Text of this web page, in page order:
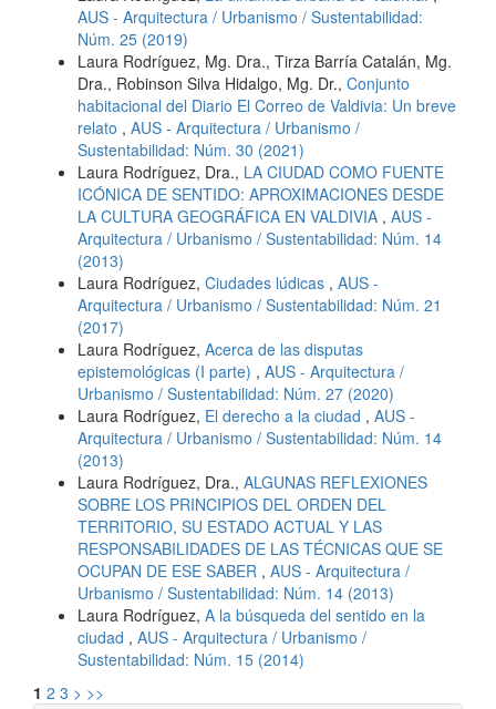
AUS - Arquitectura / Urbanismo / Sustentabilidad:
Núm. 25 (2019)
Laura Rodríguez, Mg. Dra., Tirza Barría Catalán, Mg.
Dra., Robinson Silva Hidalgo, Mg. Dr., Conjunto
habitacional del Diario El Correo de Valdivia: Un breve
relato , AUS - Arquitectura / Urbanismo /
Sustentabilidad: Núm. 30 (2021)
Laura Rodríguez, Dra., LA CIUDAD COMO FUENTE
ICÓNICA DE SENTIDO: APROXIMACIONES DESDE
LA CULTURA GEOGRÁFICA EN VALDIVIA , AUS -
Arquitectura / Urbanismo / Sustentabilidad: Núm. 14
(2013)
Laura Rodríguez, Ciudades lúdicas , AUS -
Arquitectura / Urbanismo / Sustentabilidad: Núm. 21
(2017)
Laura Rodríguez, Acerca de las disputas
epistemológicas (I parte) , AUS - Arquitectura /
Urbanismo / Sustentabilidad: Núm. 27 (2020)
Laura Rodríguez, El derecho a la ciudad , AUS -
Arquitectura / Urbanismo / Sustentabilidad: Núm. 14
(2013)
Laura Rodríguez, Dra., ALGUNAS REFLEXIONES
SOBRE LOS PRINCIPIOS DEL ORDEN DEL
TERRITORIO, SU ESTADO ACTUAL Y LAS
RESPONSABILIDADES DE LAS TÉCNICAS QUE SE
OCUPAN DE ESE SABER , AUS - Arquitectura /
Urbanismo / Sustentabilidad: Núm. 14 (2013)
Laura Rodríguez, A la búsqueda del sentido en la
ciudad , AUS - Arquitectura / Urbanismo /
Sustentabilidad: Núm. 15 (2014)
1 2 3 > >>